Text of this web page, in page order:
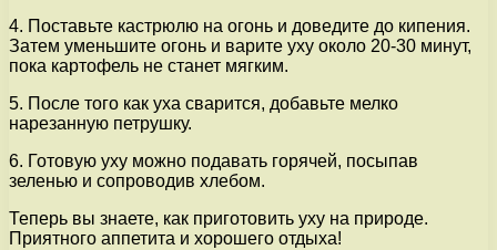
4. Поставьте кастрюлю на огонь и доведите до кипения.
Затем уменьшите огонь и варите уху около 20-30 минут,
пока картофель не станет мягким.
5. После того как уха сварится, добавьте мелко
нарезанную петрушку.
6. Готовую уху можно подавать горячей, посыпав
зеленью и сопроводив хлебом.
Теперь вы знаете, как приготовить уху на природе.
Приятного аппетита и хорошего отдыха!